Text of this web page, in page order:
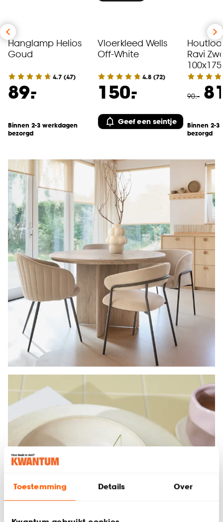
Toestemming Details Over
Hanglamp Helios
Goud
4.7 (47)
89.
-
Binnen 2-3 werkdagen
bezorgd
Vloerkleed Wells
Off-White
4.8 (72)
150.
-
Geef een seintje
Ravi
90.-
Binnen 2-3
bezorgd